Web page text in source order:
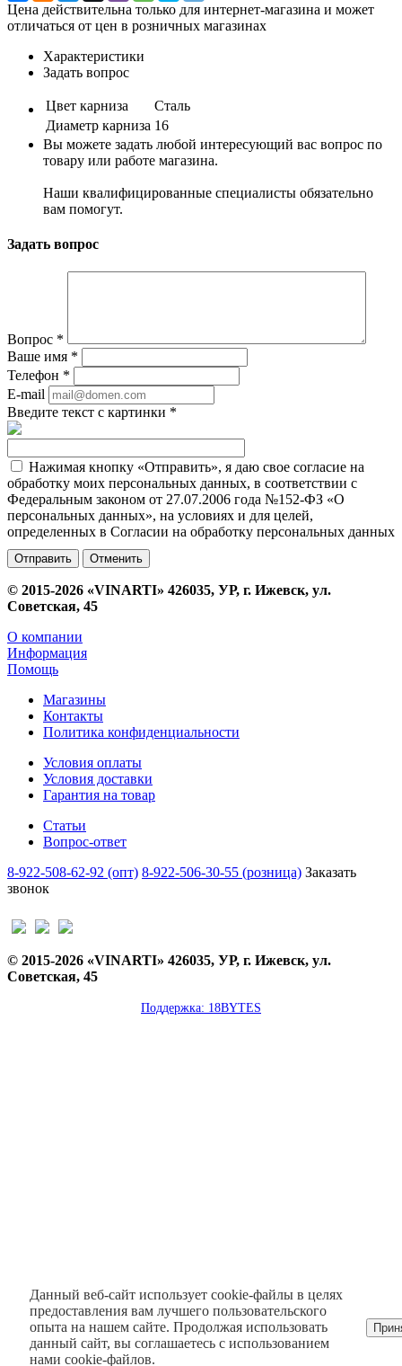
Цена действительна только для интернет-магазина и может
отличаться от цен в розничных магазинах
Характеристики
Задать вопрос
Цвет карниза
Сталь
Диаметр карниза 16
Вы можете задать любой интересующий вас вопрос по
товару или работе магазина.
Наши квалифицированные специалисты обязательно
вам помогут.
Задать вопрос
Вопрос *
Ваше имя *
Телефон *
E-mail
Введите текст с картинки *
Нажимая кнопку «Отправить», я даю свое согласие на
обработку моих персональных данных, в соответствии с
Федеральным законом от 27.07.2006 года №152-ФЗ «О
персональных данных», на условиях и для целей,
определенных в Согласии на обработку персональных данных
Отменить
© 2015-2026 «VINARTI» 426035, УР, г. Ижевск, ул.
Советская, 45
О компании
Информация
Помощь
Магазины
Контакты
Политика конфиденциальности
Условия оплаты
Условия доставки
Гарантия на товар
Статьи
Вопрос-ответ
8-922-508-62-92 (опт) 8-922-506-30-55 (розница) Заказать
звонок
© 2015-2026 «VINARTI» 426035, УР, г. Ижевск, ул.
Советская, 45
Поддержка: 18BYTES
Данный веб-сайт использует cookie-файлы в целях
предоставления вам лучшего пользовательского
опыта на нашем сайте. Продолжая использовать
данный сайт, вы соглашаетесь с использованием
нами cookie-файлов.